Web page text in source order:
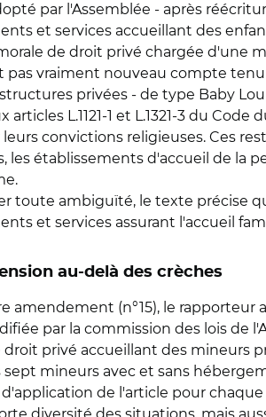
par l'Assemblée - après
et services accueillant des
de droit privé chargée d'une
pas vraiment nouveau compte
privées - de type Baby
articles L.1121-1 et L.1321-3 du
convictions religieuses. Ces
les établissements d'accueil de la
toute ambiguïté, le texte précise
et services assurant l'accueil
au-delà des crèches
amendement (n°15), le
par la commission des lois de
droit privé accueillant des mineurs
mineurs avec et sans
de l'article pour